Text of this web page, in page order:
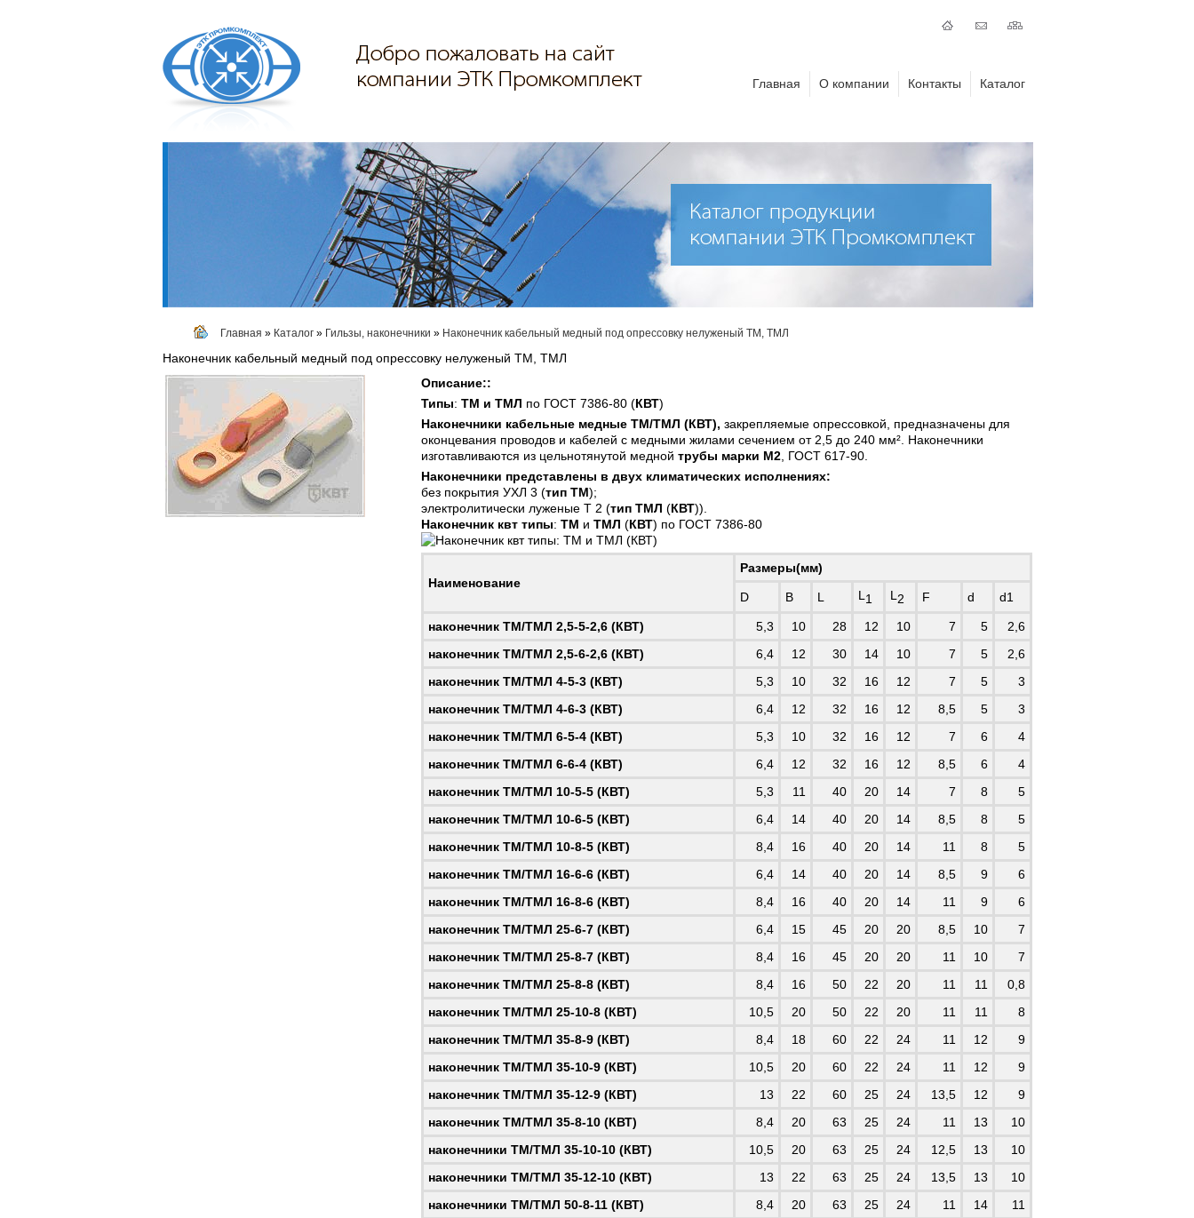
Главная О компании Контакты Каталог
Главная » Каталог» Гильзы, наконечники » Наконечник кабельный медный под опрессовку нелуженый ТМ, ТМЛ
Наконечник кабельный медный под опрессовку нелуженый ТМ, ТМЛ
Описание::
Типы: ТМ и ТМЛ по ГОСТ 7386-80 (КВТ)
Наконечники кабельные медные ТМ/ТМЛ (КВТ), закрепляемые опрессовкой, предназначены для
оконцевания проводов и кабелей с медными жилами сечением от 2,5 до 240 мм². Наконечники
изготавливаются из цельнотянутой медной трубы марки М2, ГОСТ 617-90.
Наконечники представлены в двух климатических исполнениях:
без покрытия УХЛ 3 (тип ТМ);
электролитически луженые Т 2 (тип ТМЛ (КВТ)).
Наконечник квт типы: ТМ и ТМЛ (КВТ) по ГОСТ 7386-80
Наименование
Размеры(мм)
D B L L 1 L 2 F d d1
наконечник ТМ/ТМЛ 2,5-5-2,6 (КВТ) 5,3 10 28 12 10 7 5
2,6
наконечник ТМ/ТМЛ 2,5-6-2,6 (КВТ) 6,4 12 30 14 10 7 5
2,6
наконечник ТМ/ТМЛ 4-5-3 (КВТ) 5,3 10 32 16 12 7 5
3
наконечник ТМ/ТМЛ 4-6-3 (КВТ) 6,4 12 32 16 12 8,5 5
3
наконечник ТМ/ТМЛ 6-5-4 (КВТ) 5,3 10 32 16 12 7 6
4
наконечник ТМ/ТМЛ 6-6-4 (КВТ) 6,4 12 32 16 12 8,5 6
4
наконечник ТМ/ТМЛ 10-5-5 (КВТ) 5,3 11 40 20 14 7 8
5
наконечник ТМ/ТМЛ 10-6-5 (КВТ) 6,4 14 40 20 14 8,5 8
5
наконечник ТМ/ТМЛ 10-8-5 (КВТ) 8,4 16 40 20 14 11 8
5
наконечник ТМ/ТМЛ 16-6-6 (КВТ) 6,4 14 40 20 14 8,5 9
6
наконечник ТМ/ТМЛ 16-8-6 (КВТ) 8,4 16 40 20 14 11 9
6
наконечник ТМ/ТМЛ 25-6-7 (КВТ) 6,4 15 45 20 20 8,5 10
7
наконечник ТМ/ТМЛ 25-8-7 (КВТ) 8,4 16 45 20 20 11 10
7
наконечник ТМ/ТМЛ 25-8-8 (КВТ) 8,4 16 50 22 20 11 11
0,8
наконечник ТМ/ТМЛ 25-10-8 (КВТ) 10,5 20 50 22 20 11 11
8
наконечник ТМ/ТМЛ 35-8-9 (КВТ) 8,4 18 60 22 24 11 12
9
наконечник ТМ/ТМЛ 35-10-9 (КВТ) 10,5 20 60 22 24 11 12
9
наконечник ТМ/ТМЛ 35-12-9 (КВТ) 13 22 60 25 24 13,5 12
9
наконечник ТМ/ТМЛ 35-8-10 (КВТ) 8,4 20 63 25 24 11 13
10
наконечники ТМ/ТМЛ 35-10-10 (КВТ) 10,5 20 63 25 24 12,5 13
10
наконечники ТМ/ТМЛ 35-12-10 (КВТ) 13 22 63 25 24 13,5 13
10
наконечники ТМ/ТМЛ 50-8-11 (КВТ) 8,4 20 63 25 24 11 14
11